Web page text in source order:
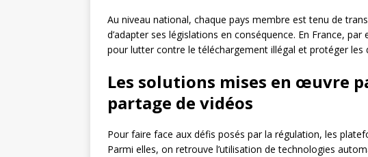
Au niveau national, chaque pays membre est tenu de
d’adapter ses législations en conséquence. En France,
pour lutter contre le téléchargement illégal et protéger les
Les solutions mises en œuvre
partage de vidéos
Pour faire face aux défis posés par la régulation, les
Parmi elles, on retrouve l’utilisation de technologies